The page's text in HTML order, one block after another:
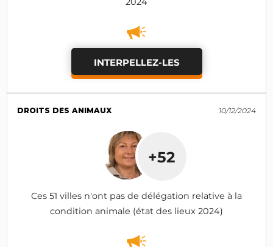
INTERPELLEZ-LES
DROITS DES ANIMAUX 10/12/2024
+52
Ces 51 villes n'ont pas de délégation relative à la
condition animale (état des lieux 2024)